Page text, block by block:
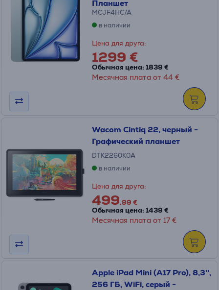
Планшет
MCJF4HC/A
в наличии
Цена для друга:
1299 €
Обычная цена: 1839 €
Месячная плата от 44 €
Wacom Cintiq 22, черный -
Графический планшет
DTK2260K0A
в наличии
Цена для друга:
499.99 €
Обычная цена: 1439 €
Месячная плата от 17 €
Apple iPad Mini (A17 Pro), 8,3'',
256 ГБ, WiFi, серый -